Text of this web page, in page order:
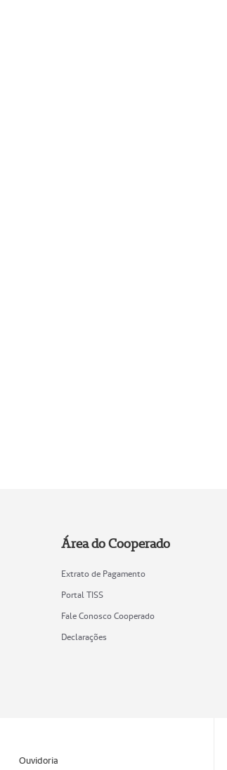
Área do Cooperado
Extrato de Pagamento
Portal TISS
Fale Conosco Cooperado
Declarações
Ouvidoria